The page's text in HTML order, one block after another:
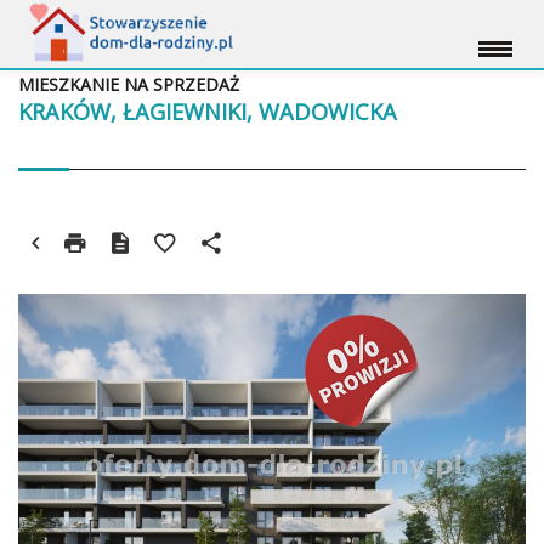
KRAKÓW, ŁAGIEWNIKI, WADOWICKA
MIESZKANIE NA SPRZEDAŻ